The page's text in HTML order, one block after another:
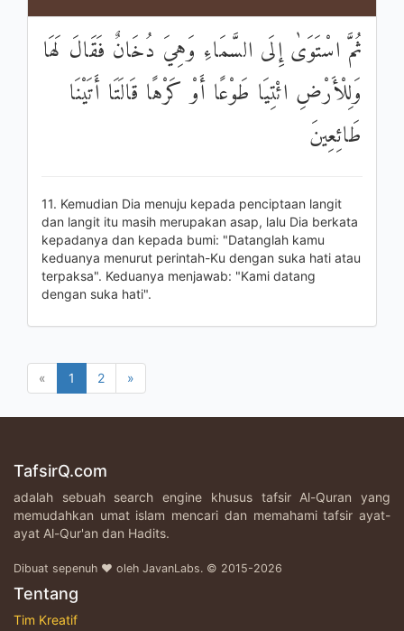
ثُمَّ اسْتَوَىٰ إِلَى السَّمَاءِ وَهِيَ دُخَانٌ فَقَالَ لَهَا
وَلِلْأَرْضِ ائْتِيَا طَوْعًا أَوْ كَرْهًا قَالَتَا أَتَيْنَا
طَائِعِينَ
11. Kemudian Dia menuju kepada penciptaan langit
dan langit itu masih merupakan asap, lalu Dia berkata
kepadanya dan kepada bumi: "Datanglah kamu
keduanya menurut perintah-Ku dengan suka hati atau
terpaksa". Keduanya menjawab: "Kami datang
dengan suka hati".
« 1 2 »
TafsirQ.com
adalah sebuah search engine khusus tafsir Al-Quran yang
memudahkan umat islam mencari dan memahami tafsir ayat-
ayat Al-Qur'an dan Hadits.
Dibuat sepenuh ♥ oleh JavanLabs. © 2015-2026
Tentang
Tim Kreatif